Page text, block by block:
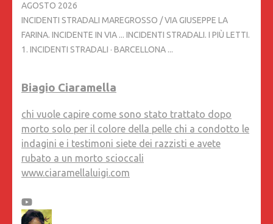
AGOSTO 2026
INCIDENTI STRADALI MAREGROSSO / VIA GIUSEPPE LA
FARINA. INCIDENTE IN VIA ... INCIDENTI STRADALI. I PIÙ LETTI.
1. INCIDENTI STRADALI · BARCELLONA ...
Biagio Ciaramella
chi vuole capire come sono stato trattato dopo
morto solo per il colore della pelle chi a condotto le
indagini e i testimoni siete dei razzisti e avete
rubato a un morto scioccali
www.ciaramellaluigi.com